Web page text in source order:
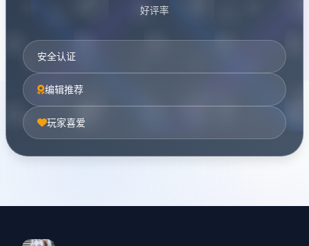
好评率
安全认证
编辑推荐
玩家喜爱